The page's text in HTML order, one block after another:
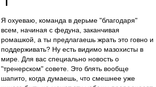
Я охуеваю, команда в дерьме "благодаря"
всем, начиная с федуна, заканчивая
ромашкой, а ты предлагаешь жрать это говно и
поддерживать? Ну есть видимо мазохисты в
мире. Для вас специально новость о
"тренерском" совете. Это блять вообще
шапито, когда думаешь, что смешнее уже